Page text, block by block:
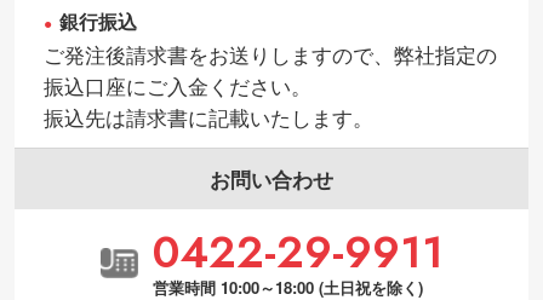
銀行振込
ご発注後請求書をお送りしますので、弊社指定の
振込口座にご入金ください。
振込先は請求書に記載いたします。
お問い合わせ
0422-29-9911
営業時間 10:00～18:00 (土日祝を除く)